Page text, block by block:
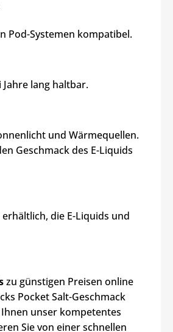
Pod-Systemen kompatibel.
lang haltbar.
und Wärmequellen.
Geschmack des E-Liquids
die E-Liquids und
zu günstigen Preisen online
Pocket Salt-Geschmack
unser kompetentes
Sie von einer schnellen